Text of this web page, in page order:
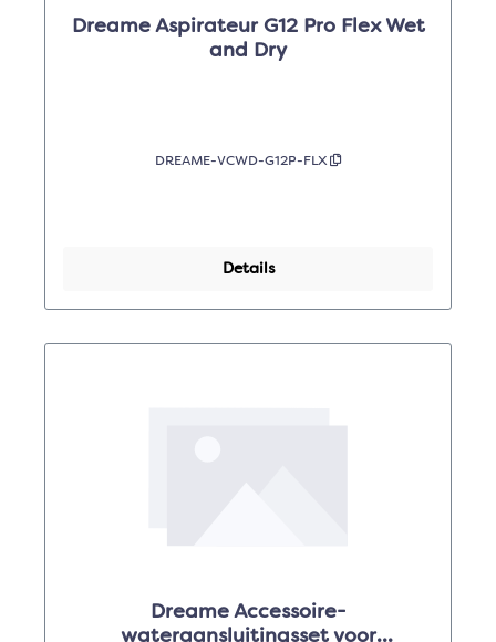
Dreame Aspirateur G12 Pro Flex Wet
and Dry
DREAME-VCWD-G12P-FLX
Details
Dreame Accessoire-
wateraansluitingsset voor